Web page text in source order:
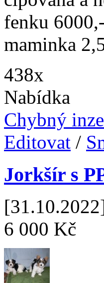
fenku
maminka
438x
Nabídka
Chybný
Editovat /
Jorkšír s
6 000 Kč